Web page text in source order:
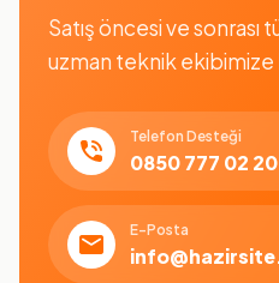
Satış öncesi ve sonrası
uzman teknik ekibimize
Telefon Desteği
0850 777 02 20
E-Posta